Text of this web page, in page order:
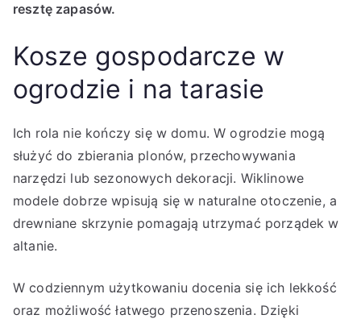
resztę zapasów.
Kosze gospodarcze w
ogrodzie i na tarasie
Ich rola nie kończy się w domu. W ogrodzie mogą
służyć do zbierania plonów, przechowywania
narzędzi lub sezonowych dekoracji. Wiklinowe
modele dobrze wpisują się w naturalne otoczenie, a
drewniane skrzynie pomagają utrzymać porządek w
altanie.
W codziennym użytkowaniu docenia się ich lekkość
oraz możliwość łatwego przenoszenia. Dzięki